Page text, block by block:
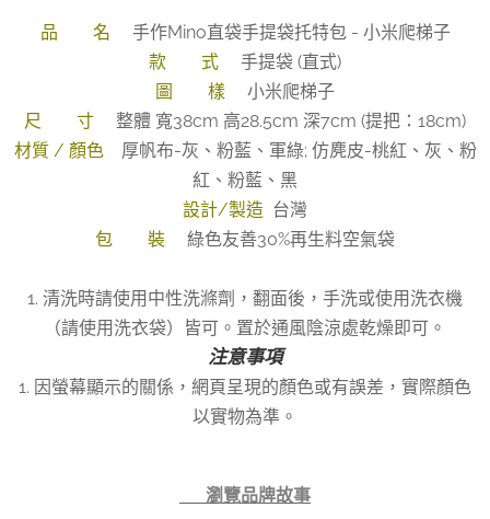
品 名
手作Mino直袋手提袋托特包 - 小米爬梯子
款 式
手提袋 (直式)
圖 樣
小米爬梯子
尺 寸
整體 寬38cm 高28.5cm 深7cm (提把：18cm)
材質 / 顏色
厚帆布-灰、粉藍、軍綠; 仿麂皮-桃紅、灰、粉
紅、粉藍、黑
設計/製造 台灣
包 裝
綠色友善30%再生料空氣袋
1. 清洗時請使用中性洗滌劑，翻面後，手洗或使用洗衣機
（請使用洗衣袋）皆可。置於通風陰涼處乾燥即可。
注意事項
1. 因螢幕顯示的關係，網頁呈現的顏色或有誤差，實際顏色
以實物為準。
👉 瀏覽品牌故事